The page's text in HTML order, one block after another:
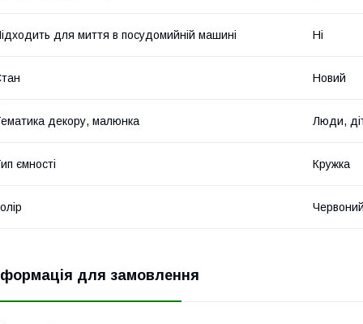
для миття в посудомийній машині Ні
Новий
декору, малюнка Люди,
ємності Кружка
Червоний
для замовлення